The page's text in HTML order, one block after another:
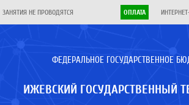
ЗАНЯТИЯ НЕ ПРОВОДЯТСЯ ОПЛАТА
ФЕДЕРАЛЬНОЕ ГОСУДАРСТВЕННОЕ
ИЖЕВСКИЙ ГОСУДАРСТВЕННЫЙ